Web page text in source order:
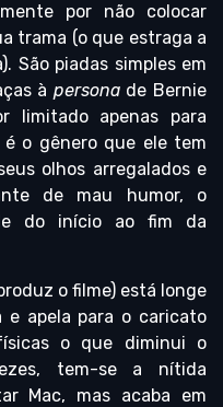
por não colocar
trama (o que estraga a
São piadas simples em
à personade Bernie
limitado apenas para
o gênero que ele tem
olhos arregalados e
de mau humor, o
do início ao fim da
o filme) está longe
e apela para o caricato
o que diminui o
tem-se a nítida
Mac, mas acaba em